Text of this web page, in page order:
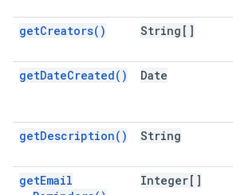
getCreators( ) String[]
getDateCreated( ) Date
getDescription( ) String
getEmail
Integer[]